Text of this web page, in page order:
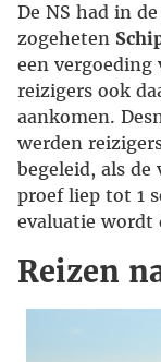
De NS had in
zogeheten
een vergoeding
reizigers ook
aankomen.
werden
begeleid, als
proef liep tot 1
evaluatie
Reizen